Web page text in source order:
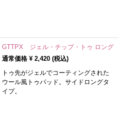
GTTPX ジェル・チップ・トゥ ロング
通常価格 ¥ 2,420(税込)
トゥ先がジェルでコーティングされた
ウール風トゥパッド。サイドロングタ
イプ。